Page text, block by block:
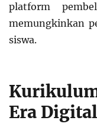
platform
memungkinkan
siswa.
Era Digital